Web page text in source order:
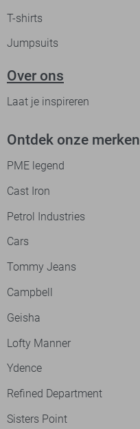
T-shirts
Jumpsuits
Over ons
Laat je inspireren
Ontdek onze merken
PME legend
Cast Iron
Petrol Industries
Cars
Tommy Jeans
Campbell
Geisha
Lofty Manner
Ydence
Refined Department
Sisters Point